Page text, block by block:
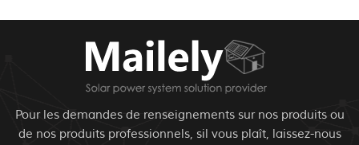
Pour les demandes de renseignements sur nos produits ou
de nos produits professionnels, sil vous plaît, laissez-nous